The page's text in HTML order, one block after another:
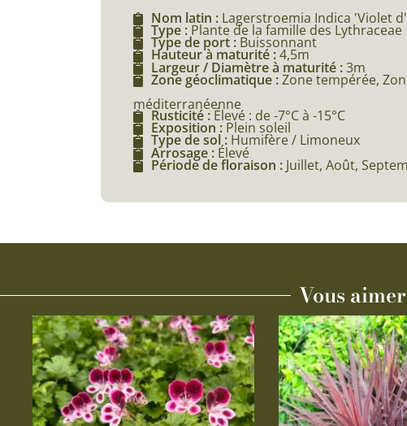
Nom latin : Lagerstroemia Indica 'Violet
Type : Plante de la famille des Lythraceae
Type de port : Buissonnant
Hauteur à maturité :4,5m
Largeur / Diamètre à maturité :3m
Zone géoclimatique :Zone tempérée,
méditerranéenne
Rusticité : Élevé : de -7°C à -15°C
Exposition : Plein soleil
Type de sol : Humifère / Limoneux
Arrosage : Élevé
Période de floraison : Juillet, Août,
Vous